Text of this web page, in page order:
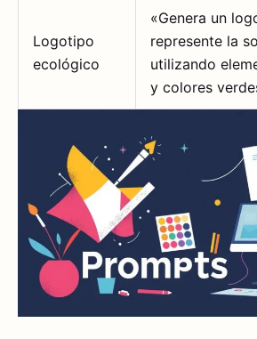
Logotipo
ecológico
«Genera un
represente la
utilizando
y colores